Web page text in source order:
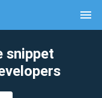
menu
snippet
clear